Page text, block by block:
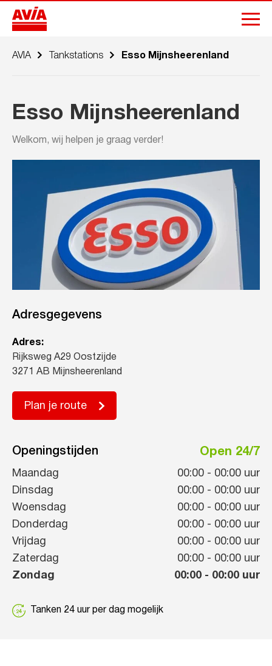
AVIA Tankstations Esso Mijnsheerenland
Esso Mijnsheerenland
Welkom, wij helpen je graag verder!
Adresgegevens
Adres:
Rijksweg A29 Oostzijde
3271 AB Mijnsheerenland
Plan je route
Openingstijden Open 24/7
Maandag 00:00 - 00:00 uur
Dinsdag
00:00 - 00:00 uur
Woensdag
00:00 - 00:00 uur
Donderdag
00:00 - 00:00 uur
Vrijdag
00:00 - 00:00 uur
Zaterdag
00:00 - 00:00 uur
Zondag
00:00 - 00:00 uur
Tanken 24 uur per dag mogelijk